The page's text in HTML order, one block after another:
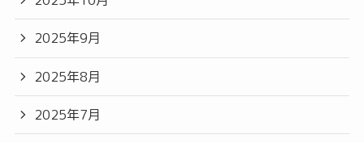
2025年9月
2025年8月
2025年7月